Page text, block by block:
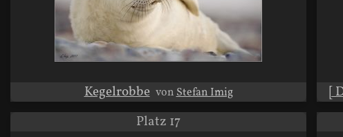
Kegelrobbe vonStefan Imig [
Platz 17